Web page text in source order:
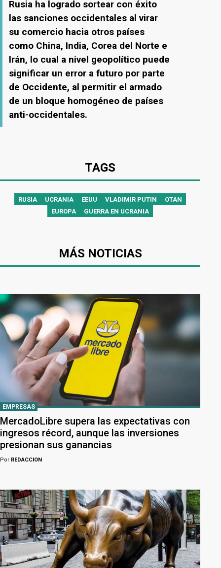
Rusia ha logrado sortear con éxito
las sanciones occidentales al virar
su comercio hacia otros países
como China, India, Corea del Norte e
Irán, lo cual a nivel geopolítico puede
significar un error a futuro por parte
de Occidente, al permitir el armado
de un bloque homogéneo de países
anti-occidentales.
TAGS
RUSIA UCRANIA EEUU VLADIMIR PUTIN
OTAN
EUROPA
GUERRA EN UCRANIA
MÁS NOTICIAS
EMPRESAS
MercadoLibre supera las expectativas con
ingresos récord, aunque las inversiones
presionan sus ganancias
Por REDACCION